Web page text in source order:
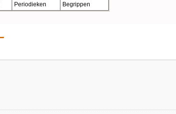
Periodieken Begrippen